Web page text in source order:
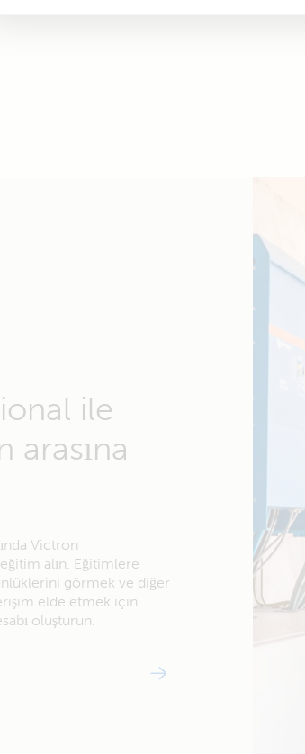
ile
arasına
Victron
alın. Eğitimlere
görmek ve diğer
elde etmek için
oluşturun.